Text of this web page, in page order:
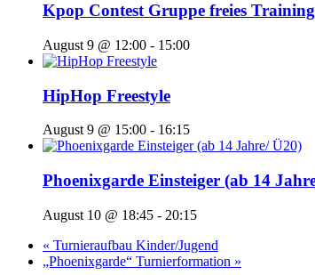
Kpop Contest Gruppe freies Training
August 9 @ 12:00 - 15:00
HipHop Freestyle
August 9 @ 15:00 - 16:15
Phoenixgarde Einsteiger (ab 14
August 10 @ 18:45 - 20:15
« Turnieraufbau Kinder/Jugend
„Phoenixgarde“ Turnierformation »